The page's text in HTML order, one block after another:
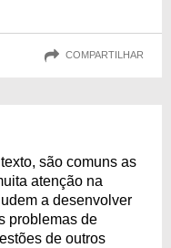
COMPARTILHAR
são comuns as
atenção na
a desenvolver
problemas de
de outros